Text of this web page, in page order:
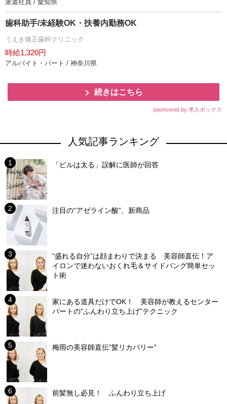
派遣社員 / 愛知県
歯科助手/未経験OK・扶養内勤務OK
うえき矯正歯科クリニック
時給1,320円
アルバイト・パート / 神奈川県
続きはこちら
sponsored by 求人ボックス
人気記事ランキング
「ピルは太る」誤解に医師が回答
注目の“アゼライン酸”、新商品
“盛れる自分”は顔まわりで決まる 美容師直伝！ア
イロンで迷わないおくれ毛＆サイドバング簡単セッ
ト術
家にある道具だけでOK！ 美容師が教えるセンター
パートの”ふんわり立ち上げ”テクニック
梅雨の美容師直伝”髪リカバリー”
前髪無し必見！ ふんわり立ち上げ